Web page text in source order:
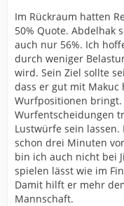
Im Rückraum hatten
50% Quote. Abdelhak
auch nur 56%. Ich
durch weniger
wird. Sein Ziel sollte
dass er gut mit
Wurfpositionen bringt.
Wurfentscheidungen
Lustwürfe sein
schon drei Minuten
bin ich auch nicht bei
spielen lässt wie im
Damit hilft er mehr
Mannschaft.